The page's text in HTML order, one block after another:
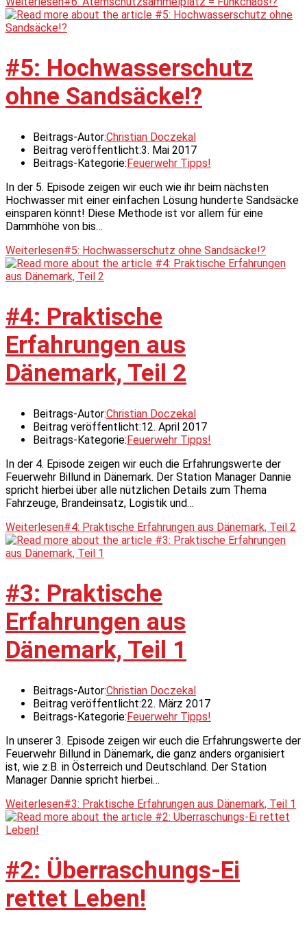
#5: Hochwasserschutz
ohne Sandsäcke!?
Beitrags-Autor:Christian Doczekal
Beitrag veröffentlicht:3. Mai 2017
Beitrags-Kategorie:Feuerwehr Tipps!
In der 5. Episode zeigen wir euch wie ihr beim nächsten
Hochwasser mit einer einfachen Lösung hunderte Sandsäcke
einsparen könnt! Diese Methode ist vor allem für eine
Dammhöhe von bis…
Weiterlesen#5: Hochwasserschutz ohne Sandsäcke!?
#4: Praktische
Erfahrungen aus
Dänemark, Teil 2
Beitrags-Autor:Christian Doczekal
Beitrag veröffentlicht:12. April 2017
Beitrags-Kategorie:Feuerwehr Tipps!
In der 4. Episode zeigen wir euch die Erfahrungswerte der
Feuerwehr Billund in Dänemark. Der Station Manager Dannie
spricht hierbei über alle nützlichen Details zum Thema
Fahrzeuge, Brandeinsatz, Logistik und…
Weiterlesen#4: Praktische Erfahrungen aus Dänemark, Teil 2
#3: Praktische
Erfahrungen aus
Dänemark, Teil 1
Beitrags-Autor:Christian Doczekal
Beitrag veröffentlicht:22. März 2017
Beitrags-Kategorie:Feuerwehr Tipps!
In unserer 3. Episode zeigen wir euch die Erfahrungswerte der
Feuerwehr Billund in Dänemark, die ganz anders organisiert
ist, wie z.B. in Österreich und Deutschland. Der Station
Manager Dannie spricht hierbei…
Weiterlesen#3: Praktische Erfahrungen aus Dänemark, Teil 1
#2: Überraschungs-Ei
rettet Leben!